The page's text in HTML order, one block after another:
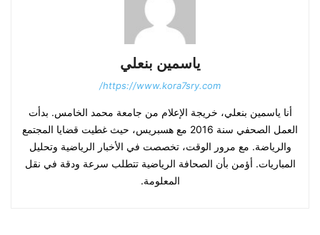
ياسمين بنعلي
https://www.kora7sry.com/
أنا ياسمين بنعلي، خريجة الإعلام من جامعة محمد الخامس. بدأت
العمل الصحفي سنة 2016 مع هسبريس، حيث غطيت قضايا المجتمع
والرياضة. مع مرور الوقت، تخصصت في الأخبار الرياضية وتحليل
المباريات. أؤمن بأن الصحافة الرياضية تتطلب سرعة ودقة في نقل
المعلومة.